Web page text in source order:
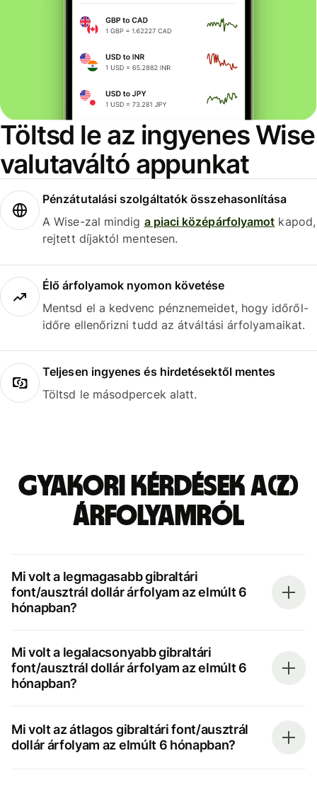
Töltsd le az ingyenes Wise
valutaváltó appunkat
Pénzátutalási szolgáltatók összehasonlítása
A Wise-zal mindig a piaci középárfolyamot kapod,
rejtett díjaktól mentesen.
Élő árfolyamok nyomon követése
Mentsd el a kedvenc pénznemeidet, hogy időről-
időre ellenőrizni tudd az átváltási árfolyamaikat.
Teljesen ingyenes és hirdetésektől mentes
Töltsd le másodpercek alatt.
Gyakori kérdések a(z)
árfolyamról
Mi volt a legmagasabb gibraltári
font/ausztrál dollár árfolyam az elmúlt 6
hónapban?
Mi volt a legalacsonyabb gibraltári
font/ausztrál dollár árfolyam az elmúlt 6
hónapban?
Mi volt az átlagos gibraltári font/ausztrál
dollár árfolyam az elmúlt 6 hónapban?